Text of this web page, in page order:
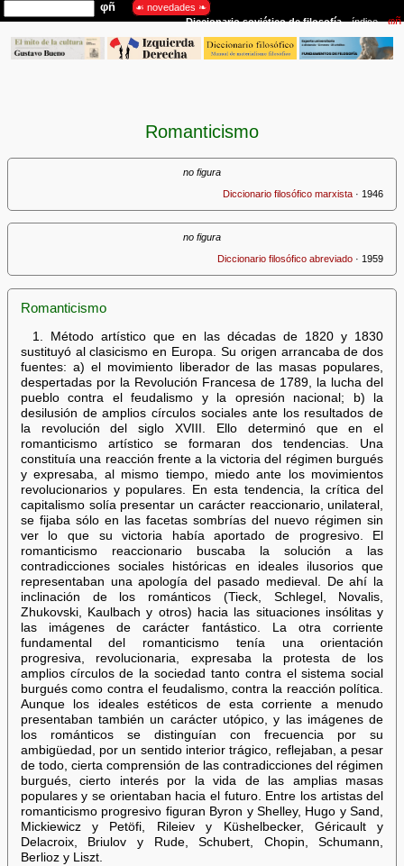
Romanticismo
no figura
Diccionario filosófico marxista · 1946
no figura
Diccionario filosófico abreviado · 1959
Romanticismo
1. Método artístico que en las décadas de 1820 y 1830
sustituyó al clasicismo en Europa. Su origen arrancaba de dos
fuentes: a) el movimiento liberador de las masas populares,
despertadas por la Revolución Francesa de 1789, la lucha del
pueblo contra el feudalismo y la opresión nacional; b) la
desilusión de amplios círculos sociales ante los resultados de
la revolución del siglo XVIII. Ello determinó que en el
romanticismo artístico se formaran dos tendencias. Una
constituía una reacción frente a la victoria del régimen burgués
y expresaba, al mismo tiempo, miedo ante los movimientos
revolucionarios y populares. En esta tendencia, la crítica del
capitalismo solía presentar un carácter reaccionario, unilateral,
se fijaba sólo en las facetas sombrías del nuevo régimen sin
ver lo que su victoria había aportado de progresivo. El
romanticismo reaccionario buscaba la solución a las
contradicciones sociales históricas en ideales ilusorios que
representaban una apología del pasado medieval. De ahí la
inclinación de los románticos (Tieck, Schlegel, Novalis,
Zhukovski, Kaulbach y otros) hacia las situaciones insólitas y
las imágenes de carácter fantástico. La otra corriente
fundamental del romanticismo tenía una orientación
progresiva, revolucionaria, expresaba la protesta de los
amplios círculos de la sociedad tanto contra el sistema social
burgués como contra el feudalismo, contra la reacción política.
Aunque los ideales estéticos de esta corriente a menudo
presentaban también un carácter utópico, y las imágenes de
los románticos se distinguían con frecuencia por su
ambigüedad, por un sentido interior trágico, reflejaban, a pesar
de todo, cierta comprensión de las contradicciones del régimen
burgués, cierto interés por la vida de las amplias masas
populares y se orientaban hacia el futuro. Entre los artistas del
romanticismo progresivo figuran Byron y Shelley, Hugo y Sand,
Mickiewicz y Petöfi, Rileiev y Küshelbecker, Géricault y
Delacroix, Briulov y Rude, Schubert, Chopin, Schumann,
Berlioz y Liszt.